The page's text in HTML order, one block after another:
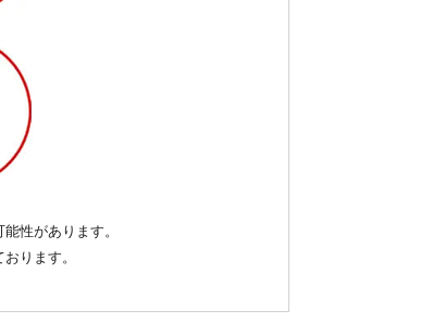
性があります。
ります。